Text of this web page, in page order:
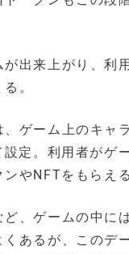
が出来上がり、利
。
、ゲーム上のキャ
定。利用者がゲ
やNFTをもらえ
ど、ゲームの中に
あるが、このデ